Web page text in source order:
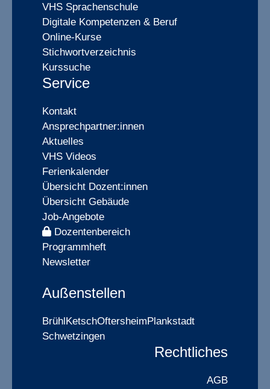
VHS Sprachenschule
Digitale Kompetenzen & Beruf
Online-Kurse
Stichwortverzeichnis
Kurssuche
Service
Kontakt
Ansprechpartner:innen
Aktuelles
VHS Videos
Ferienkalender
Übersicht Dozent:innen
Übersicht Gebäude
Job-Angebote
Dozentenbereich
Programmheft
Newsletter
Außenstellen
BrühlKetschOftersheimPlankstadt
Schwetzingen
Rechtliches
AGB